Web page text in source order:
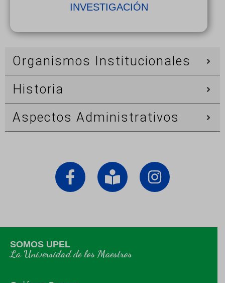
INVESTIGACIÓN
Organismos Institucionales
Historia
Aspectos Administrativos
SOMOS UPEL
La Universidad de los Maestros